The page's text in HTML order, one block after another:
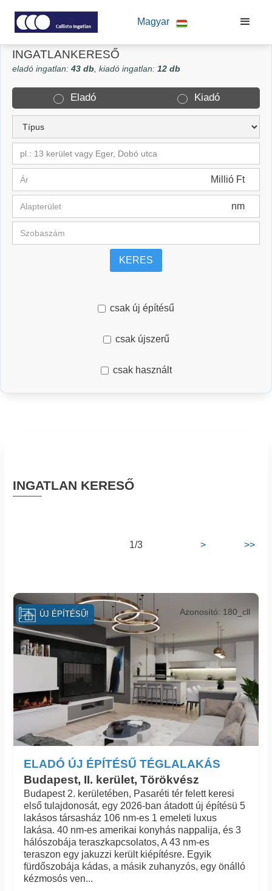
Magyar
INGATLANKERESŐ
eladó ingatlan:43 db, kiadó ingatlan:12 db
Eladó Kiadó
pl.: 13 kerület vagy Eger, Dobó utca
Millió Ft
nm
KERES
csak új építésű
csak újszerű
csak használt
INGATLAN KERESŐ
1/3 > >>
ELADÓ ÚJ ÉPÍTÉSŰ TÉGLALAKÁS
Budapest, II. kerület, Törökvész
Azonosító: 180_cll
Budapest 2. kerületében, Pasaréti tér felett keresi
első tulajdonosát, egy 2026-ban átadott új építésü 5
lakásos társasház 106 nm-es 1 emeleti luxus
lakása. 40 nm-es amerikai konyhás nappalija, és 3
hálószobája teraszkapcsolatos, A 43 nm-es
teraszon egy jakuzzi került kiépítésre. Egyik
fürdőszobája kádas, a másik zuhanyzós, egy önálló
kézmosós ven...
ÚJ ÉPÍTÉSŰ!